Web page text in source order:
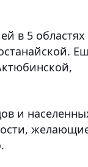
в 5 областях
и